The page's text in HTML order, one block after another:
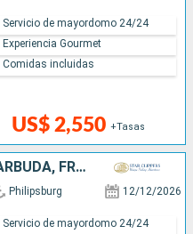
US$ 2,550 +Tasas
Servicio de mayordomo 24/24
Experiencia Gourmet
Comidas incluidas
SAN MARTÍN, , ANTIGUA Y BARBUDA, FRANCIA
Philipsburg 12/12/2026
Servicio de mayordomo 24/24